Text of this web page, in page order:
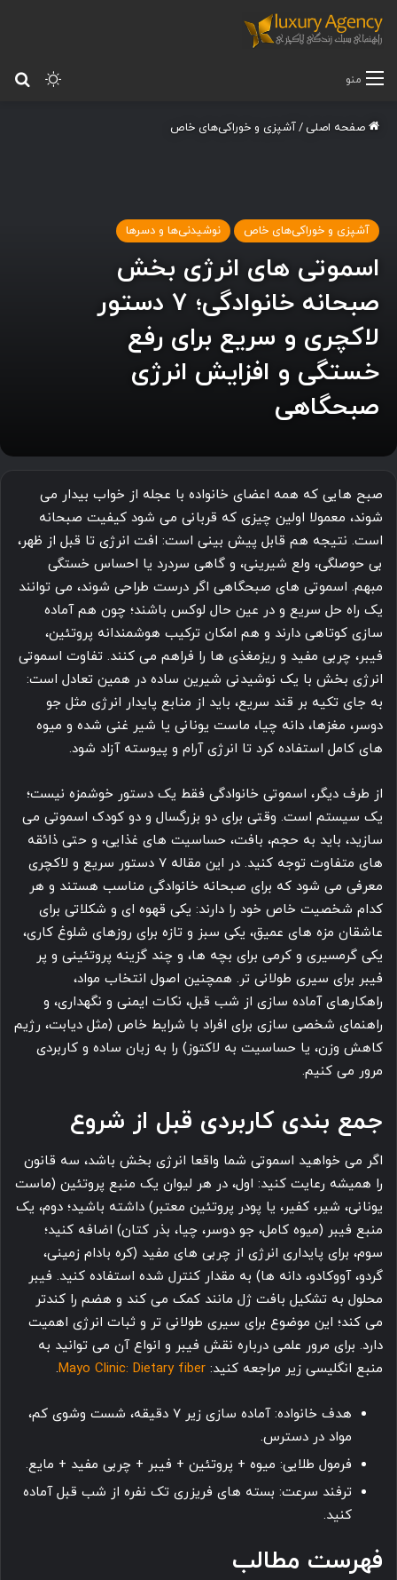
تغییر منو
صفحه اصلی/آشپزی و خوراکی‌های خاص
آشپزی و خوراکی‌های خاص نوشیدنی‌ها و دسرها
اسموتی های انرژی بخش
صبحانه خانوادگی؛ 7 دستور
لاکچری و سریع برای رفع
خستگی و افزایش انرژی
صبحگاهی
صبح هایی که همه اعضای خانواده با عجله از خواب بیدار می
شوند، معمولا اولین چیزی که قربانی می شود کیفیت صبحانه
است. نتیجه هم قابل پیش بینی است: افت انرژی تا قبل از ظهر،
بی حوصلگی، ولع شیرینی، و گاهی سردرد یا احساس خستگی
مبهم. اسموتی های صبحگاهی اگر درست طراحی شوند، می توانند
یک راه حل سریع و در عین حال لوکس باشند؛ چون هم آماده
سازی کوتاهی دارند و هم امکان ترکیب هوشمندانه پروتئین،
فیبر، چربی مفید و ریزمغذی ها را فراهم می کنند. تفاوت اسموتی
انرژی بخش با یک نوشیدنی شیرین ساده در همین تعادل است:
به جای تکیه بر قند سریع، باید از منابع پایدار انرژی مثل جو
دوسر، مغزها، دانه چیا، ماست یونانی یا شیر غنی شده و میوه
های کامل استفاده کرد تا انرژی آرام و پیوسته آزاد شود.
از طرف دیگر، اسموتی خانوادگی فقط یک دستور خوشمزه نیست؛
یک سیستم است. وقتی برای دو بزرگسال و دو کودک اسموتی می
سازید، باید به حجم، بافت، حساسیت های غذایی، و حتی ذائقه
های متفاوت توجه کنید. در این مقاله 7 دستور سریع و لاکچری
معرفی می شود که برای صبحانه خانوادگی مناسب هستند و هر
کدام شخصیت خاص خود را دارند: یکی قهوه ای و شکلاتی برای
عاشقان مزه های عمیق، یکی سبز و تازه برای روزهای شلوغ کاری،
یکی گرمسیری و کرمی برای بچه ها، و چند گزینه پروتئینی و پر
فیبر برای سیری طولانی تر. همچنین اصول انتخاب مواد،
راهکارهای آماده سازی از شب قبل، نکات ایمنی و نگهداری، و
راهنمای شخصی سازی برای افراد با شرایط خاص (مثل دیابت، رژیم
کاهش وزن، یا حساسیت به لاکتوز) را به زبان ساده و کاربردی
مرور می کنیم.
جمع بندی کاربردی قبل از شروع
اگر می خواهید اسموتی شما واقعا انرژی بخش باشد، سه قانون
را همیشه رعایت کنید: اول، در هر لیوان یک منبع پروتئین (ماست
یونانی، شیر، کفیر، یا پودر پروتئین معتبر) داشته باشید؛ دوم، یک
منبع فیبر (میوه کامل، جو دوسر، چیا، بذر کتان) اضافه کنید؛
سوم، برای پایداری انرژی از چربی های مفید (کره بادام زمینی،
گردو، آووکادو، دانه ها) به مقدار کنترل شده استفاده کنید. فیبر
محلول به تشکیل بافت ژل مانند کمک می کند و هضم را کندتر
می کند؛ این موضوع برای سیری طولانی تر و ثبات انرژی اهمیت
دارد. برای مرور علمی درباره نقش فیبر و انواع آن می توانید به
منبع انگلیسی زیر مراجعه کنید: Mayo Clinic: Dietary fiber
.
هدف خانواده: آماده سازی زیر 7 دقیقه، شست وشوی کم،
مواد در دسترس.
فرمول طلایی: میوه + پروتئین + فیبر + چربی مفید + مایع.
ترفند سرعت: بسته های فریزری تک نفره از شب قبل آماده
کنید.
فهرست مطالب